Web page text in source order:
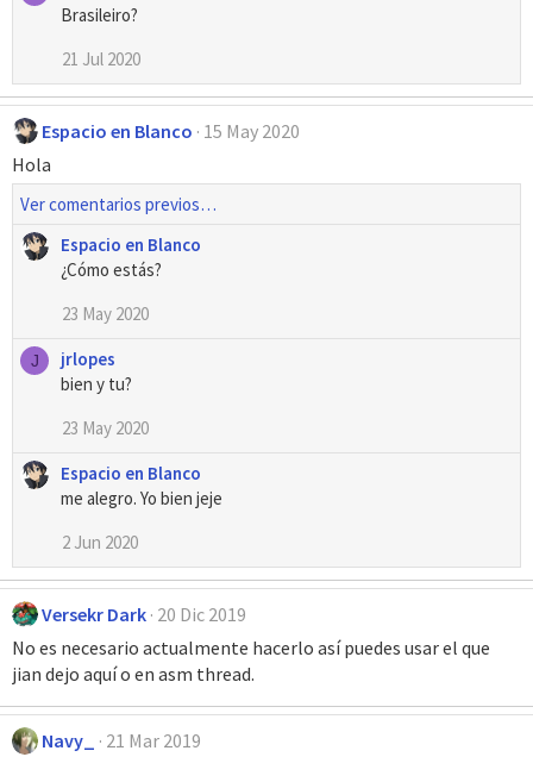
Brasileiro?
21 Jul 2020
Espacio en Blanco 15 May 2020
Hola
Ver comentarios previos…
Espacio en Blanco
¿Cómo estás?
23 May 2020
J
jrlopes
bien y tu?
23 May 2020
Espacio en Blanco
me alegro. Yo bien jeje
2 Jun 2020
Versekr Dark 20 Dic 2019
No es necesario actualmente hacerlo así puedes usar el que
jian dejo aquí o en asm thread.
Navy_
21 Mar 2019